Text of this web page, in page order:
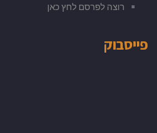
רוצה לפרסם לחץ כאן
פייסבוק